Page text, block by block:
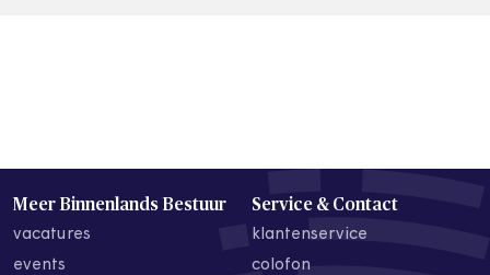
Meer Binnenlands Bestuur
vacatures
events
Service & Contact
klantenservice
colofon